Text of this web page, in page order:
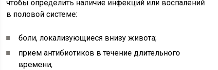
чтобы определить наличие инфекций или воспалений
в половой системе:
боли, локализующиеся внизу живота;
прием антибиотиков в течение длительного
времени;